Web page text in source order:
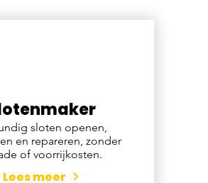
sloten openen,
en repareren, zonder
of voorrijkosten.
Lees meer